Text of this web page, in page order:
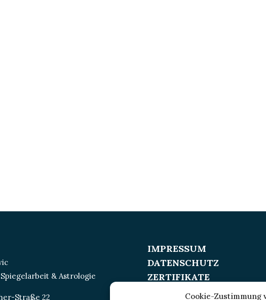
Cookie-Zustimmung
& Astrologie
Straße 22
IMPRESSUM
DATENSCHUTZ
ZERTIFIKATE